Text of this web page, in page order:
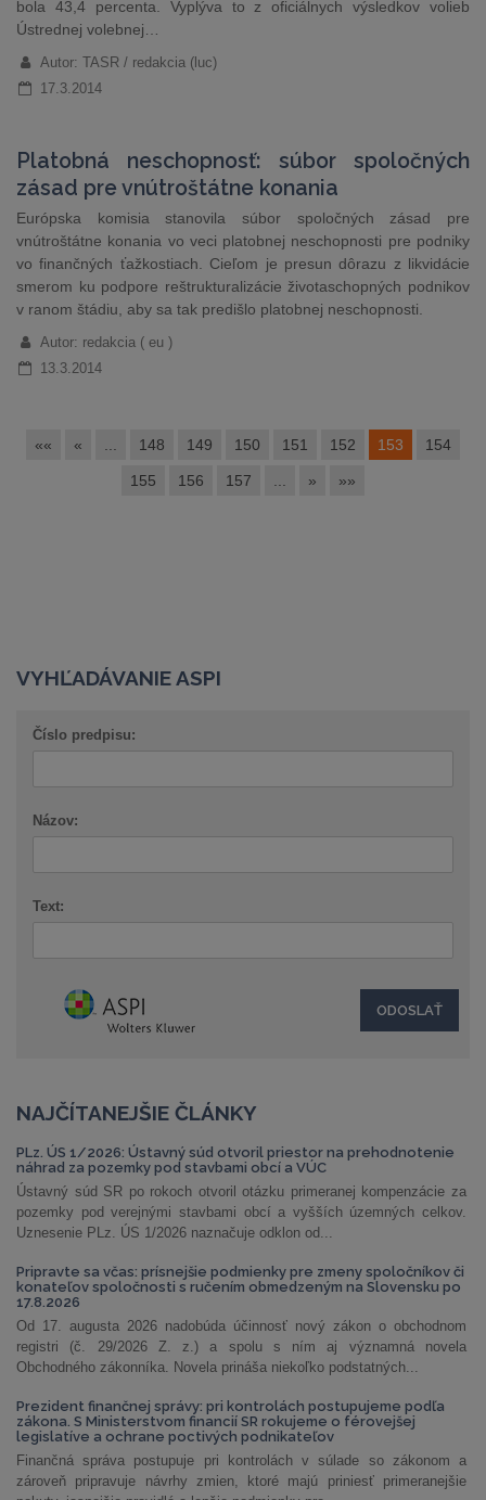
bola 43,4 percenta. Vyplýva to z oficiálnych výsledkov volieb
Ústrednej volebnej…
Autor: TASR / redakcia (luc)
17.3.2014
Platobná neschopnosť: súbor spoločných
zásad pre vnútroštátne konania
Európska komisia stanovila súbor spoločných zásad pre
vnútroštátne konania vo veci platobnej neschopnosti pre podniky
vo finančných ťažkostiach. Cieľom je presun dôrazu z likvidácie
smerom ku podpore reštrukturalizácie životaschopných podnikov
v ranom štádiu, aby sa tak predišlo platobnej neschopnosti.
Autor: redakcia ( eu )
13.3.2014
«« « 148 149 150 151 152 153 154
155 156 157 » »»
VYHĽADÁVANIE ASPI
Číslo predpisu:
Názov:
Text:
NAJČÍTANEJŠIE ČLÁNKY
PLz. ÚS 1/2026: Ústavný súd otvoril priestor na prehodnotenie
náhrad za pozemky pod stavbami obcí a VÚC
Ústavný súd SR po rokoch otvoril otázku primeranej kompenzácie za
pozemky pod verejnými stavbami obcí a vyšších územných celkov.
Uznesenie PLz. ÚS 1/2026 naznačuje odklon od...
Pripravte sa včas: prísnejšie podmienky pre zmeny spoločníkov či
konateľov spoločnosti s ručením obmedzeným na Slovensku po
17.8.2026
Od 17. augusta 2026 nadobúda účinnosť nový zákon o obchodnom
registri (č. 29/2026 Z. z.) a spolu s ním aj významná novela
Obchodného zákonníka. Novela prináša niekoľko podstatných...
Prezident finančnej správy: pri kontrolách postupujeme podľa
zákona. S Ministerstvom financií SR rokujeme o férovejšej
legislatíve a ochrane poctivých podnikateľov
Finančná správa postupuje pri kontrolách v súlade so zákonom a
zároveň pripravuje návrhy zmien, ktoré majú priniesť primeranejšie